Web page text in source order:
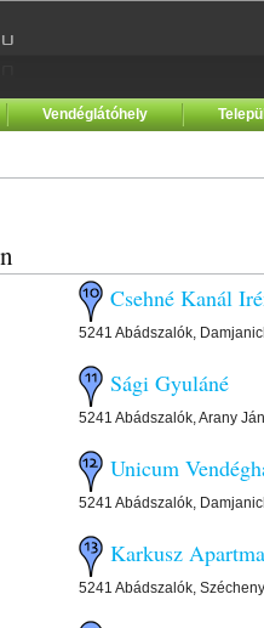
Vendéglátóhely
Csehné Kanál
5241 Abádszalók,
Sági Gyuláné
5241 Abádszalók, Arany
Unicum
5241 Abádszalók,
Karkusz
5241 Abádszalók,